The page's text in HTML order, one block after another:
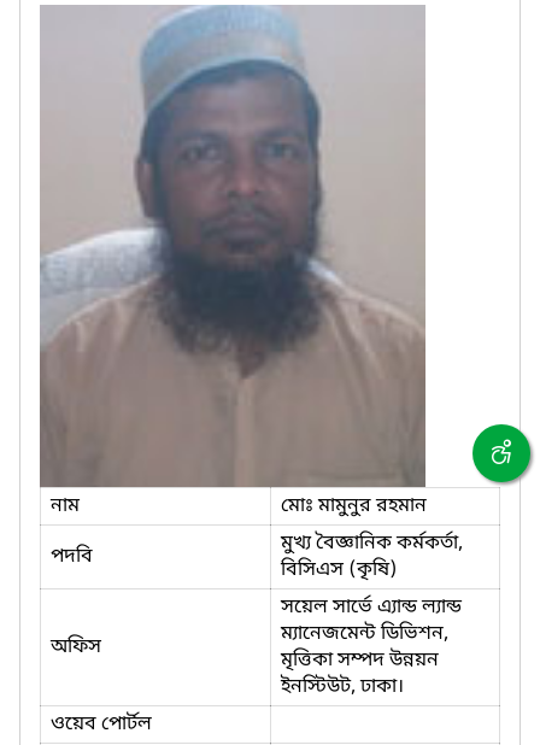
নাম
মোঃ মামুনুর রহমান
পদবি
মুখ্য বৈজ্ঞানিক কর্মকর্তা,
বিসিএস (কৃষি)
অফিস
সয়েল সার্ভে এ্যান্ড ল্যান্ড
ম্যানেজমেন্ট ডিভিশন,
মৃত্তিকা সম্পদ উন্নয়ন
ইনস্টিউট, ঢাকা।
ওয়েব পোর্টল